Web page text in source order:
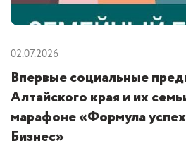
02.07.2026
Впервые социальные
Алтайского края и их
марафоне «Формула
Бизнес»